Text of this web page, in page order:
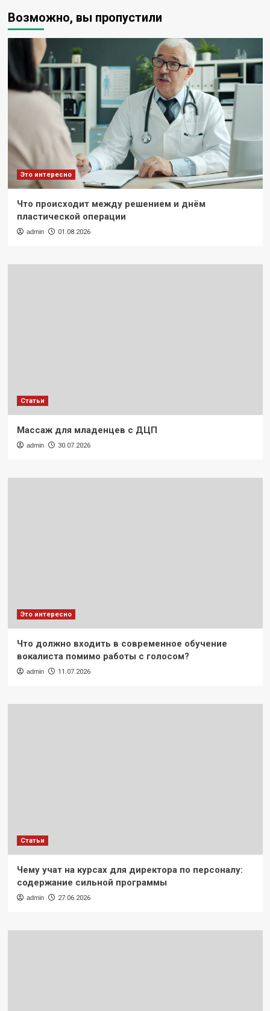
Возможно, вы пропустили
Это интересно
Что происходит между решением и днём
пластической операции
admin 01.08.2026
Статьи
Массаж для младенцев с ДЦП
admin 30.07.2026
Это интересно
Что должно входить в современное обучение
вокалиста помимо работы с голосом?
admin 11.07.2026
Статьи
Чему учат на курсах для директора по персоналу:
содержание сильной программы
admin 27.06.2026